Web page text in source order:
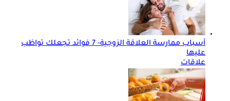
أسباب ممارسة العلاقة الزوجية- 7 فوائد تجعلك تواظب
عليها
علاقات